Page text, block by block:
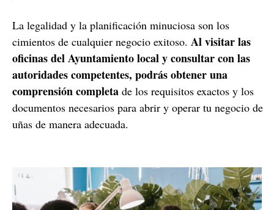
La legalidad y la planificación minuciosa son los
cimientos de cualquier negocio exitoso. Al visitar las
oficinas del Ayuntamiento local y consultar con las
autoridades competentes, podrás obtener una
comprensión completa de los requisitos exactos y los
documentos necesarios para abrir y operar tu negocio de
uñas de manera adecuada.